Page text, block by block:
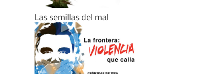
Las semillas del mal